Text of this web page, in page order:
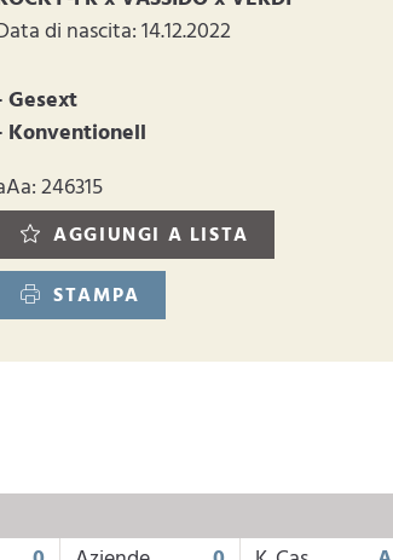
di nascita: 14.12.2022
Gesext
Konventionell
246315
AGGIUNGI A LISTA
STAMPA